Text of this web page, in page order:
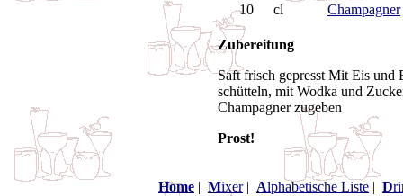
10
cl Champagner
Zubereitung
Saft frisch gepresst Mit Eis und
schütteln, mit Wodka und
Champagner zugeben
Prost!
Home | Mixer| Alphabetische Liste | D